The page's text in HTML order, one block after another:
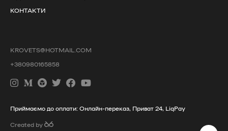
КОНТАКТИ
KROVETS@HOTMAIL.COM
+380980165858
Приймаємо до оплати: Онлайн-переказ, Приват 24, LiqPay
Created by